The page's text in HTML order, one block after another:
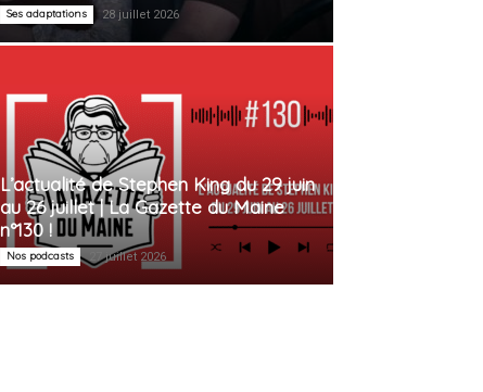
Ses adaptations 28 juillet 2026
L’actualité de Stephen King du 29 juin
au 26 juillet | La Gazette du Maine
n°130 !
Nos podcasts 27 juillet 2026